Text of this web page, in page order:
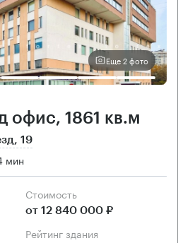
Еще 2 фото
офис, 1861 кв.м
19
мин
Cтоимость
от 12 840 000 ₽
рейтинг здания